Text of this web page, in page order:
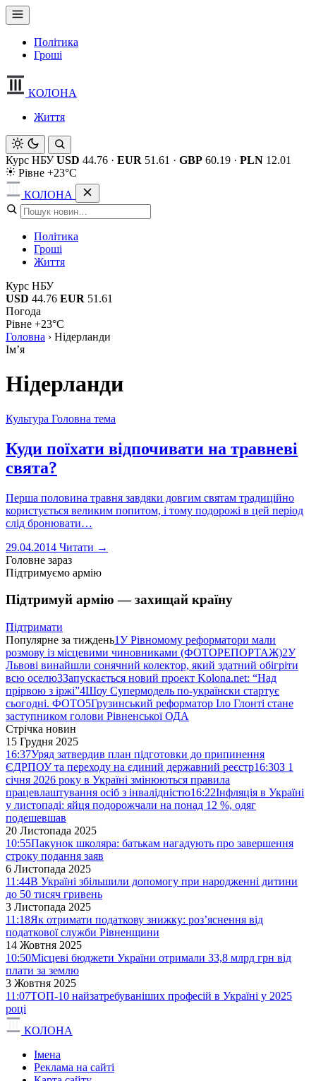
Політика
Гроші
КОЛОНА
Життя
Курс НБУ USD 44.76 · EUR 51.61 · GBP 60.19 · PLN 12.01
Рівне +23°C
КОЛОНА
Політика
Гроші
Життя
Курс НБУ
USD 44.76 EUR 51.61
Погода
Рівне +23°C
Головна › Нідерланди
Імʼя
Нідерланди
Культура Головна тема
Куди поїхати відпочивати на травневі
свята?
Перша половина травня завдяки довгим святам традиційно
користується великим попитом, і тому подорожі в цей період
слід бронювати…
29.04.2014 Читати →
Головне зараз
Підтримуємо армію
Підтримуй армію — захищай країну
Підтримати
Популярне за тиждень1У Рівномому реформатори мали
розмову із місцевими чиновниками (ФОТОРЕПОРТАЖ)2У
Львові винайшли сонячний колектор, який здатний обігріти
всю оселю3Запускається новий проект Kolona.net: “Над
прірвою з іржі”4Шоу Супермодель по-українски стартує
сьогодні. ФОТО5Грузинський реформатор Іло Глонті стане
заступником голови Рівненської ОДА
Стрічка новин
15 Грудня 2025
16:37Уряд затвердив план підготовки до припинення
ЄДРПОУ та переходу на єдиний державний реєстр16:30З 1
січня 2026 року в Україні змінюються правила
працевлаштування осіб з інвалідністю16:22Інфляція в Україні
у листопаді: яйця подорожчали на понад 12 %, одяг
подешевшав
20 Листопада 2025
10:55Пакунок школяра: батькам нагадують про завершення
строку подання заяв
6 Листопада 2025
11:44В Україні збільшили допомогу при народженні дитини
до 50 тисяч гривень
3 Листопада 2025
11:18Як отримати податкову знижку: роз’яснення від
податкової служби Рівненщини
14 Жовтня 2025
10:50Місцеві бюджети України отримали 33,8 млрд грн від
плати за землю
3 Жовтня 2025
11:07ТОП-10 найзатребуваніших професій в Україні у 2025
році
КОЛОНА
Імена
Реклама на сайті